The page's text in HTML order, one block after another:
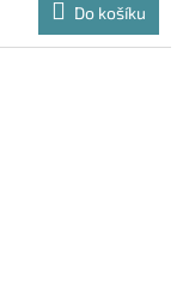
Do košíku